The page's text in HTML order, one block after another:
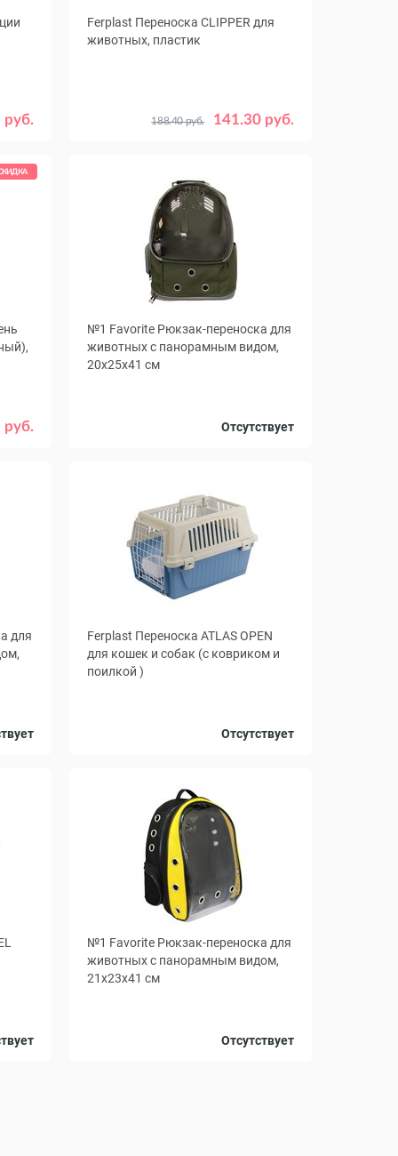
руб.
Ferplast Переноска CLIPPER для
животных, пластик
141.30 руб.
188.40 руб.
50 х 33 х 32
57 х 37 х 36
руб.
№1 Favorite Рюкзак-переноска для
животных с панорамным видом,
20x25x41 см
Отсутствует
Зеленый Черный
для
Ferplast Переноска ATLAS OPEN
для кошек и собак (с ковриком и
поилкой )
Отсутствует
58 х 37 х 32
№1 Favorite Рюкзак-переноска для
животных с панорамным видом,
21x23x41 см
Отсутствует
Черно-желтый Черный